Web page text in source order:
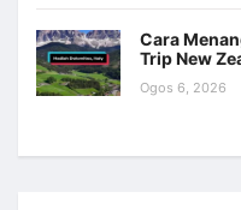
Cara
Trip New
Ogos 6, 2026